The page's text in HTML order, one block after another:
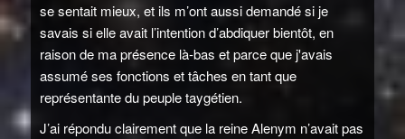
se sentait mieux, et ils m’ont aussi demandé si je
savais si elle avait l’intention d’abdiquer bientôt, en
raison de ma présence là-bas et parce que j'avais
assumé ses fonctions et tâches en tant que
représentante du peuple taygétien.
J’ai répondu clairement que la reine Alenym n’avait pas